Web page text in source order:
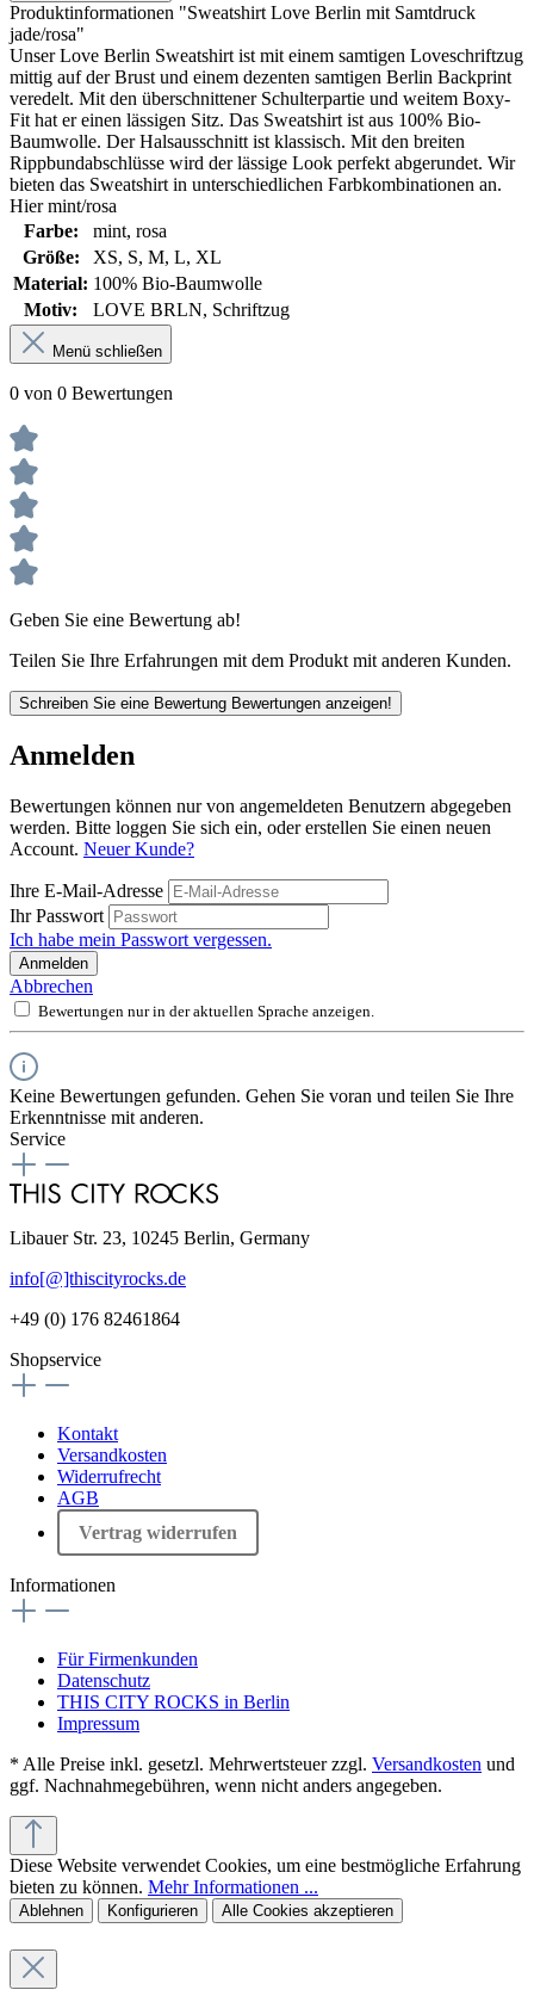
Produktinformationen "Sweatshirt Love Berlin mit Samtdruck
jade/rosa"
Unser Love Berlin Sweatshirt ist mit einem samtigen Loveschriftzug
mittig auf der Brust und einem dezenten samtigen Berlin Backprint
veredelt. Mit den überschnittener Schulterpartie und weitem Boxy-
Fit hat er einen lässigen Sitz. Das Sweatshirt ist aus 100% Bio-
Baumwolle. Der Halsausschnitt ist klassisch. Mit den breiten
Rippbundabschlüsse wird der lässige Look perfekt abgerundet. Wir
bieten das Sweatshirt in unterschiedlichen Farbkombinationen an.
Hier mint/rosa
Farbe:
mint, rosa
Größe:
XS, S, M, L, XL
Material: 100% Bio-Baumwolle
Motiv:
LOVE BRLN, Schriftzug
Menü schließen
0 von 0 Bewertungen
Geben Sie eine Bewertung ab!
Teilen Sie Ihre Erfahrungen mit dem Produkt mit anderen Kunden.
Schreiben Sie eine Bewertung Bewertungen anzeigen!
Anmelden
Bewertungen können nur von angemeldeten Benutzern abgegeben
werden. Bitte loggen Sie sich ein, oder erstellen Sie einen neuen
Account. Neuer Kunde?
Ihre E-Mail-Adresse
Ihr Passwort
Ich habe mein Passwort vergessen.
Anmelden
Abbrechen
Bewertungen nur in der aktuellen Sprache anzeigen.
Keine Bewertungen gefunden. Gehen Sie voran und teilen Sie Ihre
Erkenntnisse mit anderen.
Service
Libauer Str. 23, 10245 Berlin, Germany
info[@]thiscityrocks.de
+49 (0) 176 82461864
Shopservice
Kontakt
Versandkosten
Widerrufrecht
AGB
Vertrag widerrufen
Informationen
Für Firmenkunden
Datenschutz
THIS CITY ROCKS in Berlin
Impressum
* Alle Preise inkl. gesetzl. Mehrwertsteuer zzgl. Versandkosten und
ggf. Nachnahmegebühren, wenn nicht anders angegeben.
Diese Website verwendet Cookies, um eine bestmögliche Erfahrung
bieten zu können. Mehr Informationen ...
Ablehnen Konfigurieren Alle Cookies akzeptieren